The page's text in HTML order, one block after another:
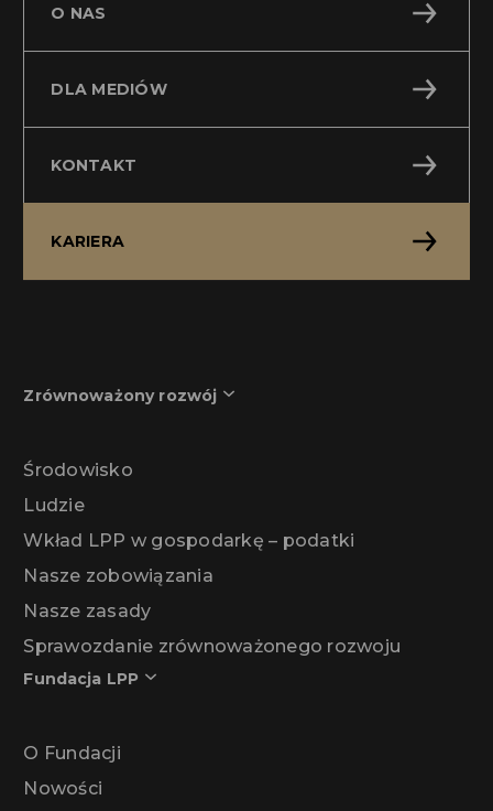
O NAS
DLA MEDIÓW
KONTAKT
KARIERA
Zrównoważony rozwój
Środowisko
Ludzie
Wkład LPP w gospodarkę – podatki
Nasze zobowiązania
Nasze zasady
Sprawozdanie zrównoważonego rozwoju
Fundacja LPP
O Fundacji
Nowości